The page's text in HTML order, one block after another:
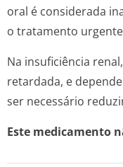
oral é considerada
o tratamento
Na insuficiência
retardada, e
ser necessário
Este medicamento